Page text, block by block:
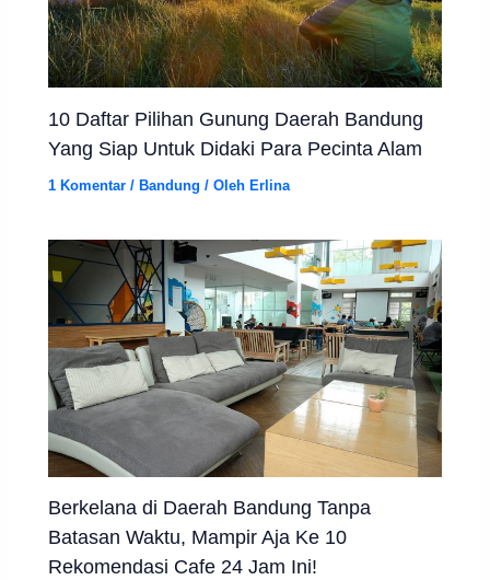
10 Daftar Pilihan Gunung Daerah Bandung
Yang Siap Untuk Didaki Para Pecinta Alam
1 Komentar /Bandung / OlehErlina
Berkelana di Daerah Bandung Tanpa
Batasan Waktu, Mampir Aja Ke 10
Rekomendasi Cafe 24 Jam Ini!